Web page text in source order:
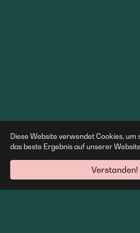
Diese Website verwendet Cookies, um
das beste Ergebnis auf unserer
Verstanden!